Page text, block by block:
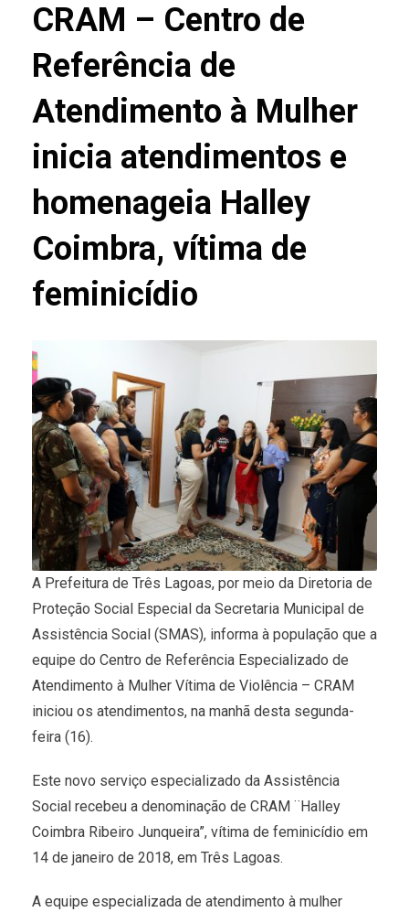
CRAM – Centro de
Referência de
Atendimento à Mulher
inicia atendimentos e
homenageia Halley
Coimbra, vítima de
feminicídio
A Prefeitura de Três Lagoas, por meio da Diretoria de
Proteção Social Especial da Secretaria Municipal de
Assistência Social (SMAS), informa à população que a
equipe do Centro de Referência Especializado de
Atendimento à Mulher Vítima de Violência – CRAM
iniciou os atendimentos, na manhã desta segunda-
feira (16).
Este novo serviço especializado da Assistência
Social recebeu a denominação de CRAM ¨Halley
Coimbra Ribeiro Junqueira”, vítima de feminicídio em
14 de janeiro de 2018, em Três Lagoas.
A equipe especializada de atendimento à mulher